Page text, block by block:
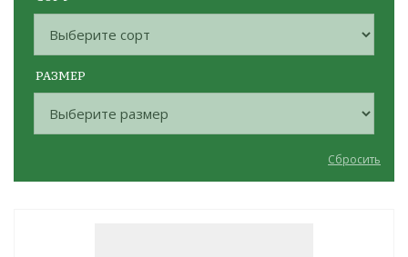
РАЗМЕР
Сбросить